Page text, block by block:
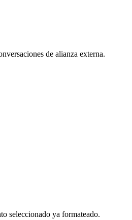
de alianza externa.
seleccionado ya formateado.